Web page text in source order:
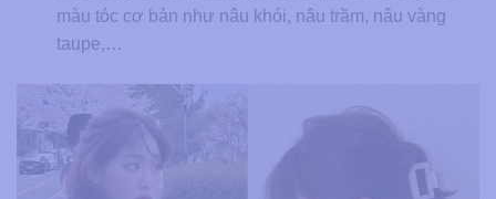
màu tóc cơ bản như nâu khói, nâu trầm, nâu vàng
taupe,…